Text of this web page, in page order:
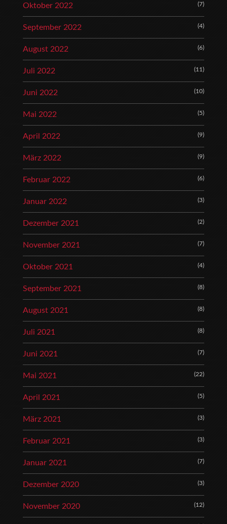
Oktober 2022 (7)
September 2022 (4)
August 2022 (6)
Juli 2022 (11)
Juni 2022 (10)
Mai 2022 (5)
April 2022 (9)
März 2022 (9)
Februar 2022 (6)
Januar 2022 (3)
Dezember 2021 (2)
November 2021 (7)
Oktober 2021 (4)
September 2021 (8)
August 2021 (8)
Juli 2021 (8)
Juni 2021 (7)
Mai 2021 (22)
April 2021 (5)
März 2021 (3)
Februar 2021 (3)
Januar 2021 (7)
Dezember 2020 (3)
November 2020 (12)